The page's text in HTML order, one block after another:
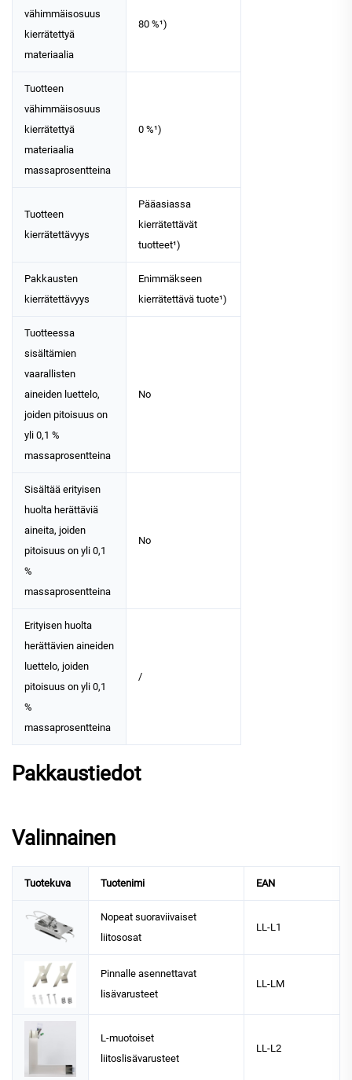
vähimmäisosuus
kierrätettyä
materiaalia
80 %¹)
Tuotteen
vähimmäisosuus
kierrätettyä
materiaalia
massaprosentteina
0 %¹)
Tuotteen
kierrätettävyys
Pääasiassa
kierrätettävät
tuotteet¹)
Pakkausten
kierrätettävyys
Enimmäkseen
kierrätettävä tuote¹)
Tuotteessa
sisältämien
vaarallisten
aineiden luettelo,
joiden pitoisuus on
yli 0,1 %
massaprosentteina
No
Sisältää erityisen
huolta herättäviä
aineita, joiden
pitoisuus on yli 0,1
%
massaprosentteina
No
Erityisen huolta
herättävien aineiden
luettelo, joiden
pitoisuus on yli 0,1
%
massaprosentteina
/
Pakkaustiedot
Valinnainen
Tuotekuva Tuotenimi EAN
Nopeat suoraviivaiset
liitososat
LL-L1
Pinnalle asennettavat
lisävarusteet
LL-LM
L-muotoiset
liitoslisävarusteet
LL-L2